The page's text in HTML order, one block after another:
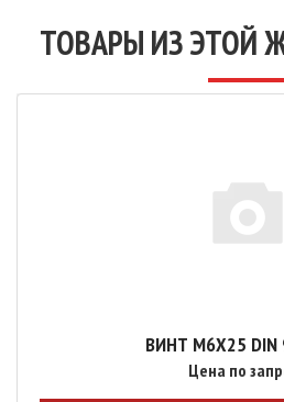
ТОВАРЫ ИЗ ЭТОЙ
ВИНТ М6Х25 DIN
Цена по